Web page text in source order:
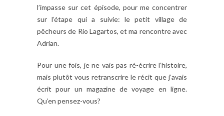
l’impasse sur cet épisode, pour me concentrer
sur l’étape qui a suivie: le petit village de
pêcheurs de Rio Lagartos, et ma rencontre avec
Adrian.
Pour une fois, je ne vais pas ré-écrire l’histoire,
mais plutôt vous retranscrire le récit que j’avais
écrit pour un magazine de voyage en ligne.
Qu’en pensez-vous?